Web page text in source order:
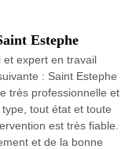
Estephe
et expert en travail
: Saint Estephe
très professionnelle et
tout état et toute
est très fiable.
et de la bonne